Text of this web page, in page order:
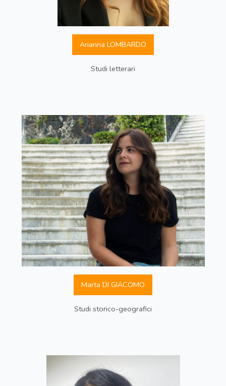
Arianna LOMBARDO
Studi letterari
Marta DI GIACOMO
Studi storico-geografici